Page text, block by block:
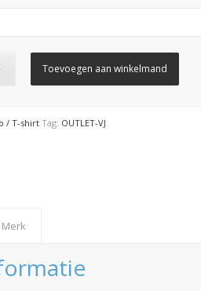
Toevoegen aan winkelmand
/ T-shirt Tag: OUTLET-VJ
Merk